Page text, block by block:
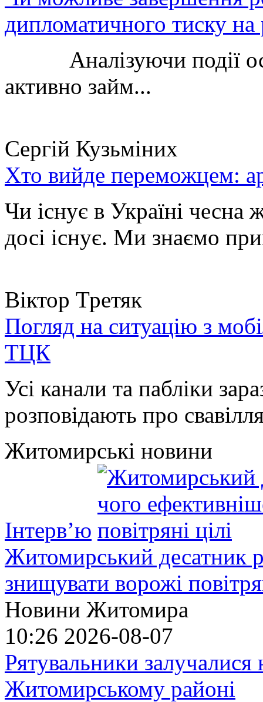
дипломатичного тиску
Аналізуючи події
активно займ...
Сергій Кузьміних
Хто вийде переможцем:
Чи існує в Україні чесна
досі існує. Ми знаємо
Віктор Третяк
Погляд на ситуацію з
ТЦК
Усі канали та пабліки
розповідають про
Житомирські новини
Інтерв’ю
Житомирський десатник
знищувати ворожі
Новини Житомира
10:26 2026-08-07
Рятувальники
Житомирському районі